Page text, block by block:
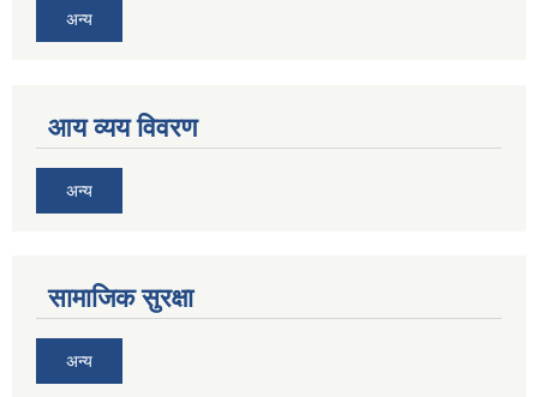
अन्य
आय व्यय विवरण
अन्य
सामाजिक सुरक्षा
अन्य